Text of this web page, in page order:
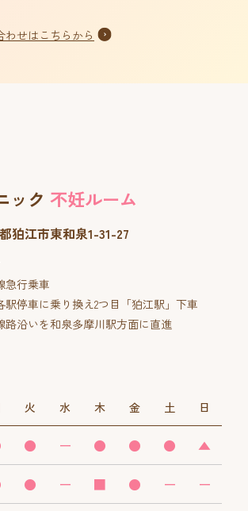
わせはこちらから
ック 不妊ルーム
狛江市東和泉1-31-27
急行乗車
駅停車に乗り換え2つ目「狛江駅」下車
路沿いを和泉多摩川駅方面に直進
火 水 木 金 土 日
● ー ● ● ● ▲
● ー ■ ● ー ー